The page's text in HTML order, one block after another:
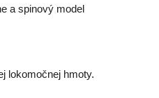
a spinový model
lokomočnej hmoty.